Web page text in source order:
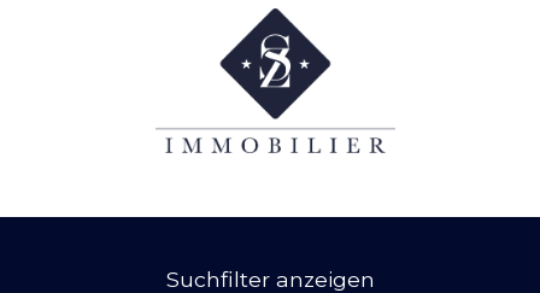
Suchfilter anzeigen